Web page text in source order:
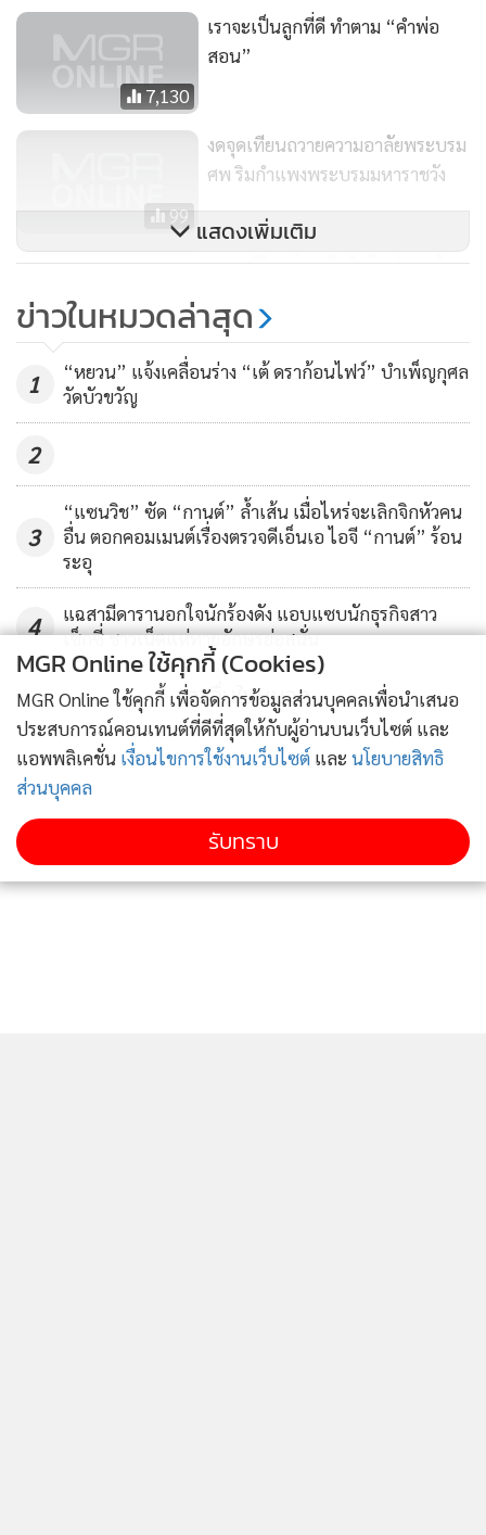
จากนี้คือการทำดีถวายในหลวง มันเป็นสิ่งที่ง่ายมาก ๆ ไม่ต้อง
ลงทุนอะไร แต่ใช้จิตใต้สำนึกของเรา วันนี้ทุก ๆ คนเหมือนเจอ
วิกฤตไปพร้อม ๆ กัน เราก็คิดว่าเราจะจับมือร่วมใจผ่านวิกฤตนี้
ไปด้วยกันได้ ซึ่งแน่นอนมันต้องใช้เวลา บุ๊คโก๊ะมั่นใจว่าพ่อจะเห็น
ว่าเราทำอะไรอยู่แน่นอน”
“เพื่อน ๆ ที่เกาหลี วันแรก ๆ พอทราบข่าวเราก็ลงรูปขาวดำ ลง
ภาพท่านเยอะ เขาก็ตกใจว่าเราเป็นอะไร เขาถามว่าประเทศยู
เกิดอะไรขึ้น ทำไมตอนนี้คนประเทศยูถึงเป็นสีขาวดำกันไปหมด
มันเกิดอะไรขึ้น เราก็พยายามอธิบายว่าตอนนี้คนในประเทศไทย
กำลังโศกเศร้าเสียใจอยู่ เขาก็น่ารัก เขาก็ขึ้นรูปแสดงความอาลัย
กับเราด้วย เรารู้สึกว่าสิ่งเหล่านี้เราทำให้ต่างชาติเห็นได้ว่าเรามี
พ่อหลวงที่ดีมาก ๆ พ่อเป็นแบบอย่างที่ดีให้กับลูก ๆ ทั้งประเทศ
ยังไงบ้าง”
ยึดคำสอนของพ่อหลวง ใช้ชีวิตพอเพียง
“คำสอนพ่อที่ใกล้ตัวมากที่สุดคือรู้รักสามัคคี ใช้ชีวิตแบบพอ
เพียง หลายคนว่าดาราหรือจะใช้ชีวิตพอเพียง อาจจะแค่พูดออก
ไปรึเปล่าให้คนเห็นภาพว่าดี สำหรับตัวบุ๊คโก๊ะแล้วบ้านเราเป็น
ครอบครัวข้าราชการที่มีฐานะปานกลาง ไม่ได้ร่ำรวย เขาก็จะสอน
ให้เราเป็นคนมัธยัสถ์ เก็บออม ๆ อยากได้อะไรก็ต้องเก็บเงินซื้อ
เอง สิ่งเหล่านี้พ่อแม่สอนนั้นเป็นพระราชดำรัสของในหลวงทั้งสิ้น
เราได้นำมาใช้ในชีวิตจริง ๆ แล้วจะนำมาใช้ต่อไป แล้วจะทำอย่าง
นี้และทำดีต่อไป จะทำดีหรือไม่นั้นแม้ไม่มีใครเห็น แต่เรารู้อยู่ใน
ใจว่าเราเป็นเช่นไร บุ๊คโก๊ะเชื่อว่าทุกวันนี้บุ๊คโก๊ะได้ทำดีเพื่อถวาย
ในหลวง และคนอื่นก็ทำเช่นกัน อยากจะให้พ่อรู้ว่าเราทำกันได้
จริง ๆ”
แคนเซิลงานพิธีกร-อีเวนต์ร่วม 50 ไม่เสียดายเงิน ไม่ต้องมีใคร
7,130
เราจะเป็นลูกที่ดี ทำตาม “คำพ่อ
สอน”
99
งดจุดเทียนถวายความอาลัยพระบรม
ศพ ริมกำแพงพระบรมมหาราชวัง
888
ชาย ศรีวิกรม์ ยกทีมศิลปินร่วมสมัย
แสดงเพิ่มเติม
ข่าวในหมวดล่าสุด
1
“หยวน” แจ้งเคลื่อนร่าง “เต้ ดราก้อนไฟว์” บำเพ็ญกุศล
วัดบัวขวัญ
2
3
“แซนวิช” ซัด “กานต์” ล้ำเส้น เมื่อไหร่จะเลิกจิกหัวคน
อื่น ตอกคอมเมนต์เรื่องตรวจดีเอ็นเอ ไอจี “กานต์” ร้อน
ระอุ
4
แฉสามีดารานอกใจนักร้องดัง แอบแซบนักธุรกิจสาว
เซ็กซี่ ชาวเน็ตแห่ทายอักษรย่อสนั่น
ข่าวอื่นในหมวด
ติดตามข่าวสารผ่านทาง LINE
MGR Online ใช้คุกกี้ (Cookies)
MGR Online ใช้คุกกี้ เพื่อจัดการข้อมูลส่วนบุคคลเพื่อนำเสนอ
ประสบการณ์คอนเทนต์ที่ดีที่สุดให้กับผู้อ่านบนเว็บไซต์ และ
แอพพลิเคชั่น เงื่อนไขการใช้งานเว็บไซต์ และ นโยบายสิทธิ
ส่วนบุคคล
รับทราบ